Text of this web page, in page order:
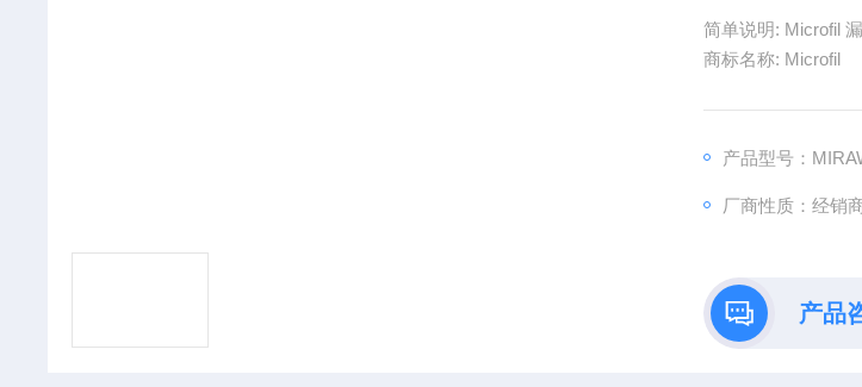
简单说明: Microfil
商标名称: Microfil
产品型号：
厂商性质：经销
产品